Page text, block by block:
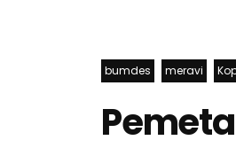
bumdes meravi